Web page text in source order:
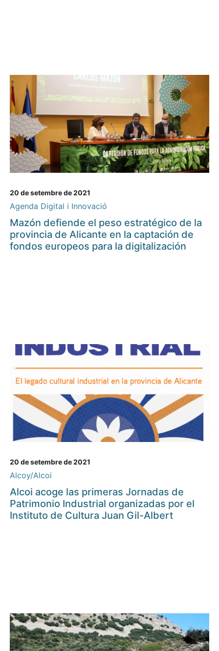
20 de setembre de 2021
Agenda Digital i Innovació
Mazón defiende el peso estratégico de la
provincia de Alicante en la captación de
fondos europeos para la digitalización
20 de setembre de 2021
Alcoy/Alcoi
Alcoi acoge las primeras Jornadas de
Patrimonio Industrial organizadas por el
Instituto de Cultura Juan Gil-Albert